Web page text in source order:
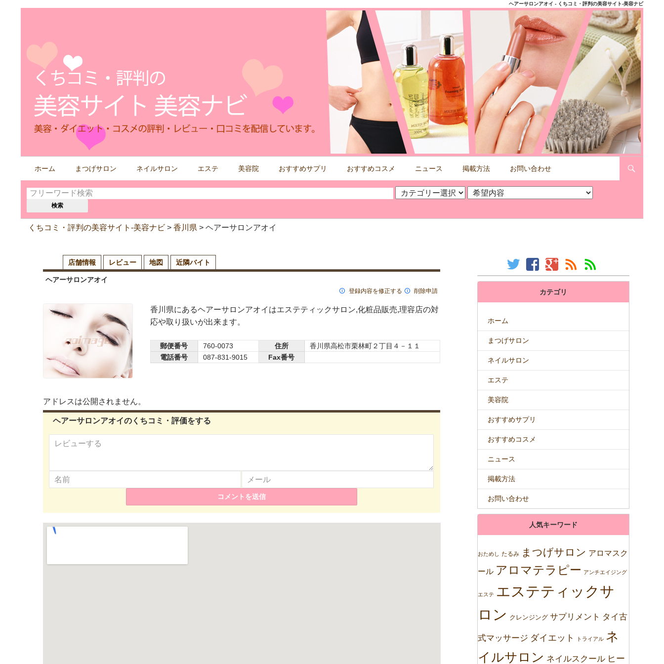
ヘアーサロンアオイ - くちコミ・評判の美容サイト-美容ナビ
す
る
ホーム まつげサロン ネイルサロン エステ 美容院 おすすめサプリ おすすめコスメ ニュース 掲載方法 お問い合わせ
くちコミ・評判の美容サイト-美容ナビ > 香川県 > ヘアーサロンアオイ
店舗情報 レビュー 地図 近隣バイト
ヘアーサロンアオイ
登録内容を修正する 削除申請
香川県にあるヘアーサロンアオイはエステティックサロン,化粧品販売,理容店の対
応や取り扱いが出来ます。
郵便番号 760-0073 住所
香川県高松市栗林町２丁目４－１１
電話番号
087-831-9015 Fax番号
アドレスは公開されません。
ヘアーサロンアオイのくちコミ・評価をする
カテゴリ
ホーム
まつげサロン
ネイルサロン
エステ
美容院
おすすめサプリ
おすすめコスメ
ニュース
掲載方法
お問い合わせ
人気キーワード
おためし たるみ まつげサロン アロマスク
ール アロマテラピー アンチエイジング
エステ エステティックサ
ロン クレンジング サプリメント タイ古
式マッサージ ダイエット トライアル ネ
イルサロン ネイルスクール ヒー